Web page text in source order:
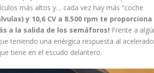
más altos y… cada vez hay más “coche
y 10,6 CV a 8.500 rpm te proporciona
a la salida de los semáforos! Frente a
teniendo una enérgica respuesta al
tiene en el escudo delantero.